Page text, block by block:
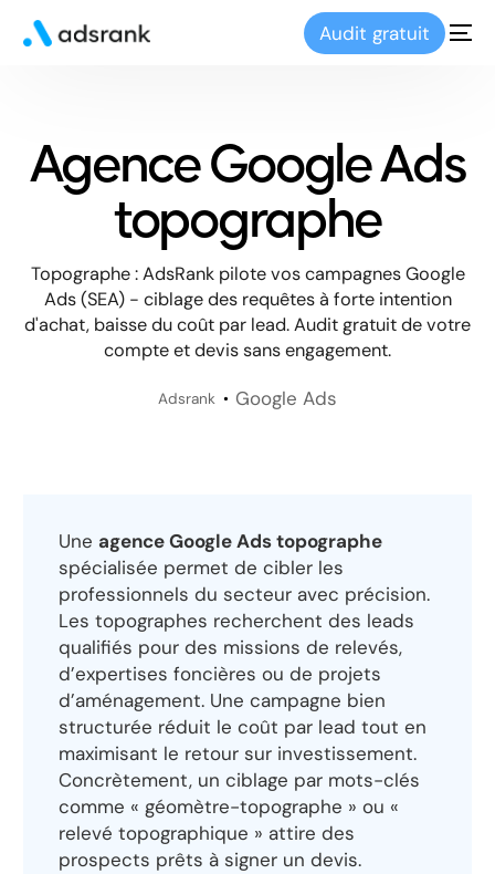
Audit gratuit
Agence Google Ads
topographe
Topographe : AdsRank pilote vos campagnes Google
Ads (SEA) - ciblage des requêtes à forte intention
d'achat, baisse du coût par lead. Audit gratuit de votre
compte et devis sans engagement.
Adsrank Google Ads
Une agence Google Ads topographe
spécialisée permet de cibler les
professionnels du secteur avec précision.
Les topographes recherchent des leads
qualifiés pour des missions de relevés,
d’expertises foncières ou de projets
d’aménagement. Une campagne bien
structurée réduit le coût par lead tout en
maximisant le retour sur investissement.
Concrètement, un ciblage par mots-clés
comme « géomètre-topographe » ou «
relevé topographique » attire des
prospects prêts à signer un devis.